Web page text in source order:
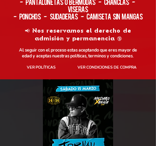
- Pantalonetas o Bermudas - Chanclas -
Viseras
- Ponchos - Sudaderas - Camiseta sin Mangas
📢 Nos reservamos el derecho de
admisión y permanencia 🔞
Al seguir con el proceso estas aceptando que eres mayor de
edad y aceptas nuestras políticas, terminos y condiciones.
VER POLÍTICAS VER CONDICIONES DE COMPRA